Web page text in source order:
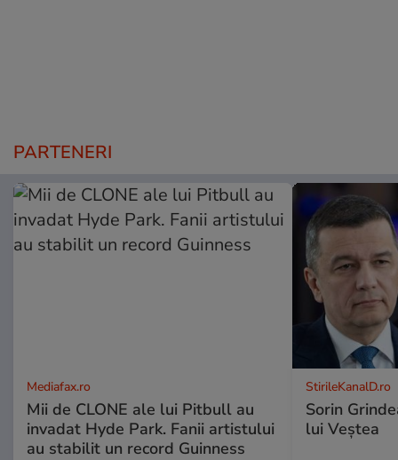
PARTENERI
Mediafax.ro
Mii de CLONE ale lui Pitbull au
invadat Hyde Park. Fanii artistului
au stabilit un record Guinness
StirileKanalD.ro
Sorin
lui Veștea